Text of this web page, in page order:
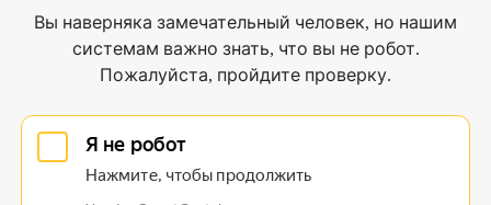
Вы наверняка замечательный человек, но нашим
системам важно знать, что вы не робот.
Пожалуйста, пройдите проверку.